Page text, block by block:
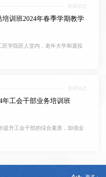
新闻动态
训班2024年春季学期教学
学院匠人堂内，老年大学和退役
新闻动态
年工会干部业务培训班
提升工会干部的综合素质，加强业